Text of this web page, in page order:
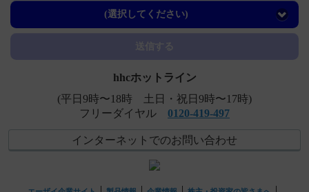
【レンビマ】 出血の副作用について教えてください。
(選択してください)
hhcホットライン
(平日9時〜18時 土日・祝日9時〜17時)
フリーダイヤル 0120-419-497
インターネットでのお問い合わせ